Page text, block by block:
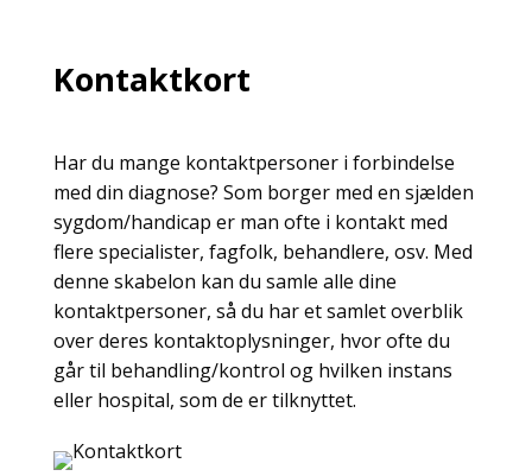
Kontaktkort
Har du mange kontaktpersoner i forbindelse
med din diagnose? Som borger med en sjælden
sygdom/handicap er man ofte i kontakt med
flere specialister, fagfolk, behandlere, osv. Med
denne skabelon kan du samle alle dine
kontaktpersoner, så du har et samlet overblik
over deres kontaktoplysninger, hvor ofte du
går til behandling/kontrol og hvilken instans
eller hospital, som de er tilknyttet.